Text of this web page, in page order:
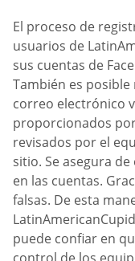
El proceso de
usuarios de
sus cuentas de
También es
correo electrónico
proporcionados
revisados por el
sitio. Se asegura
en las cuentas.
falsas. De esta
puede confiar en